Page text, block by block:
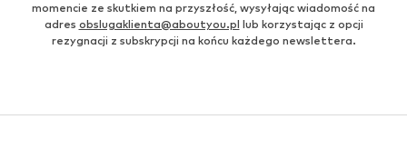
momencie ze skutkiem na przyszłość, wysyłając wiadomość na
adres obslugaklienta@aboutyou.pl lub korzystając z opcji
rezygnacji z subskrypcji na końcu każdego newslettera.